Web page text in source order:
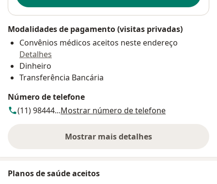
Modalidades de pagamento (visitas privadas)
Convênios médicos aceitos neste endereço
Detalhes
Dinheiro
Transferência Bancária
Número de telefone
(11) 98444...Mostrar número de telefone
Mostrar mais detalhes
sobre o endereço
Planos de saúde aceitos